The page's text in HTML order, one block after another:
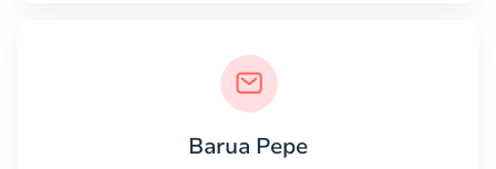
Barua Pepe